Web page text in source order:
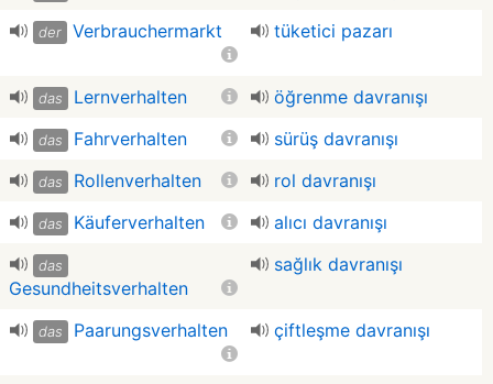
der Verbrauchermarkt tüketici pazarı
das Lernverhalten öğrenme davranışı
das Fahrverhalten sürüş davranışı
das Rollenverhalten rol davranışı
das Käuferverhalten alıcı davranışı
das
Gesundheitsverhalten
sağlık davranışı
das Paarungsverhalten çiftleşme davranışı